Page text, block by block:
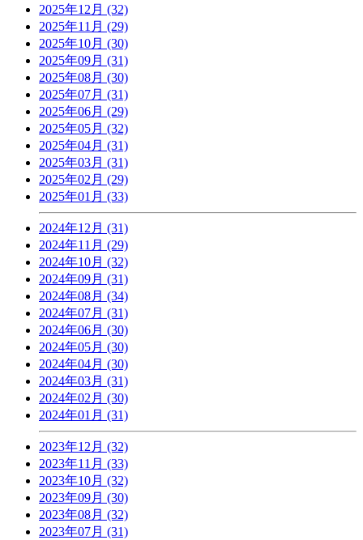
2025年12月 (32)
2025年11月 (29)
2025年10月 (30)
2025年09月 (31)
2025年08月 (30)
2025年07月 (31)
2025年06月 (29)
2025年05月 (32)
2025年04月 (31)
2025年03月 (31)
2025年02月 (29)
2025年01月 (33)
2024年12月 (31)
2024年11月 (29)
2024年10月 (32)
2024年09月 (31)
2024年08月 (34)
2024年07月 (31)
2024年06月 (30)
2024年05月 (30)
2024年04月 (30)
2024年03月 (31)
2024年02月 (30)
2024年01月 (31)
2023年12月 (32)
2023年11月 (33)
2023年10月 (32)
2023年09月 (30)
2023年08月 (32)
2023年07月 (31)